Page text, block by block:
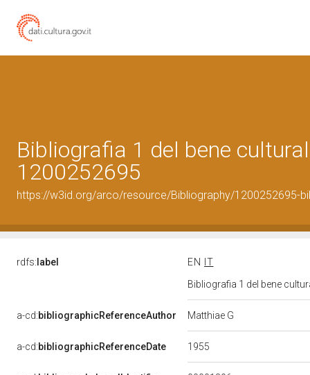
Bibliografia 1 del bene
1200252695
https://w3id.org/arco/resource/Bibliography/1200252695-
rdfs: label EN
IT
Bibliografia 1 del bene
a-cd:bibliographicReferenceAuthor Matthiae G
a-cd:bibliographicReferenceDate 1955